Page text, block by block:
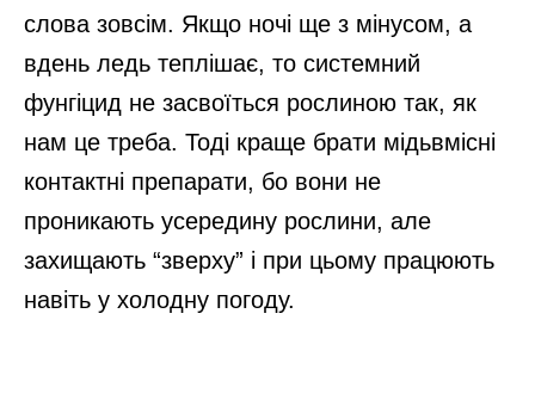
слова зовсім. Якщо ночі ще з мінусом, а
вдень ледь теплішає, то системний
фунгіцид не засвоїться рослиною так, як
нам це треба. Тоді краще брати мідьвмісні
контактні препарати, бо вони не
проникають усередину рослини, але
захищають “зверху” і при цьому працюють
навіть у холодну погоду.